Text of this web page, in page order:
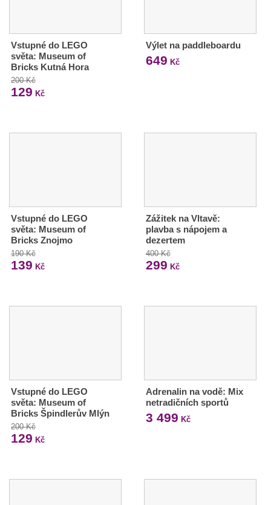
Vstupné do LEGO
světa: Museum of
Bricks Kutná Hora
200 Kč
129 Kč
Výlet na paddleboardu
649 Kč
Vstupné do LEGO
světa: Museum of
Bricks Znojmo
190 Kč
139 Kč
Zážitek na Vltavě:
plavba s nápojem a
dezertem
400 Kč
299 Kč
Vstupné do LEGO
světa: Museum of
Bricks Špindlerův Mlýn
200 Kč
129 Kč
Adrenalin na vodě: Mix
netradičních sportů
3 499 Kč